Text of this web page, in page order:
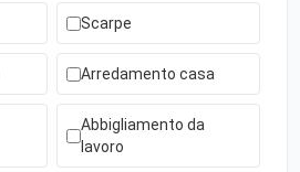
Scarpe
Arredamento casa
Abbigliamento da
lavoro